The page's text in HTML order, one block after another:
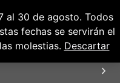
al 30 de agosto. Todos
fechas se servirán el
molestias. Descartar